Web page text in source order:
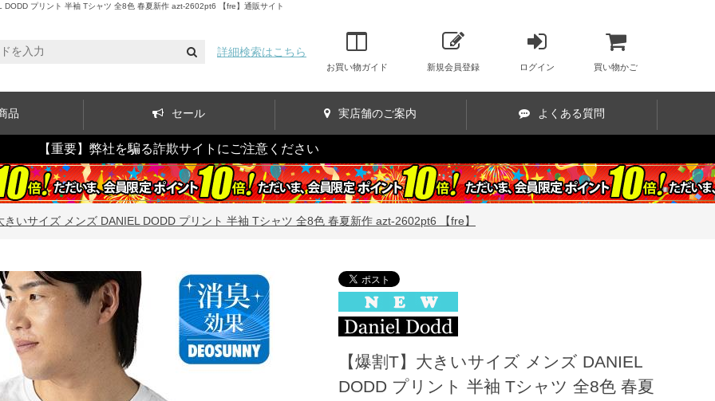
プリント 半袖 Tシャツ 全8色 春夏新作 azt-2602pt6 【fre】通販サイト
詳細検索はこちら
お買い物ガイド 新規会員登録 ログイン 買い物かご
品 セール 実店舗のご案内 よくある質問
【重要】弊社を騙る詐欺サイトにご注意ください
きいサイズ メンズ DANIEL DODD プリント 半袖 Tシャツ 全8色 春夏新作 azt-2602pt6 【fre】
【爆割T】大きいサイズ メンズ DANIEL
DODD プリント 半袖 Tシャツ 全8色 春夏